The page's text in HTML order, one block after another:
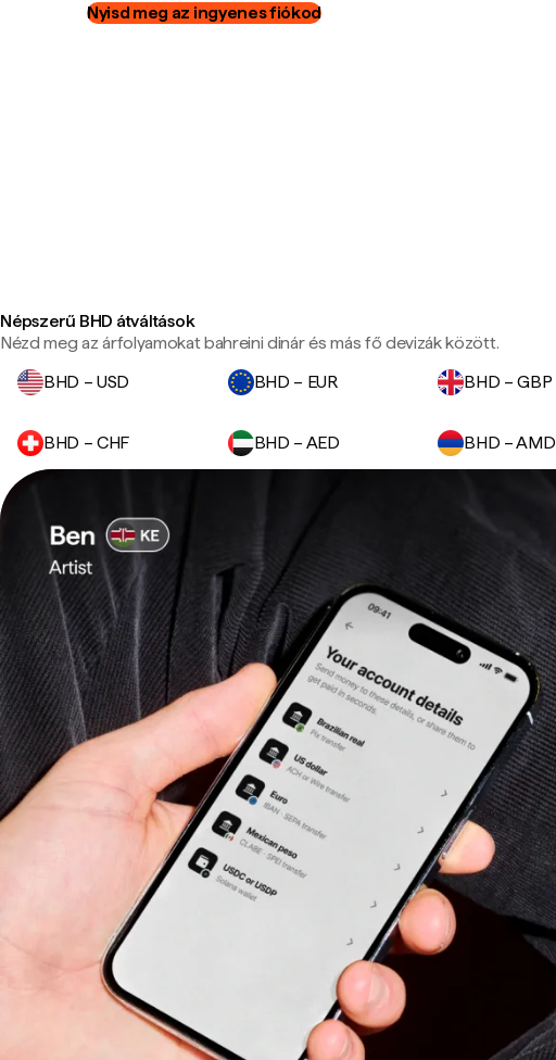
Nyisd meg az ingyenes fiókod
Népszerű BHD átváltások
Nézd meg az árfolyamokat bahreini dinár és más fő devizák között.
BHD – USD
BHD – EUR BHD – GBP
BHD – CHF BHD – AED BHD – AMD